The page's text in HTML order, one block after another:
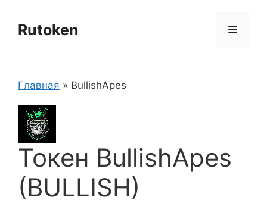
содержимому
Rutoken Меню
Главная » BullishApes
Токен BullishApes
(BULLISH)